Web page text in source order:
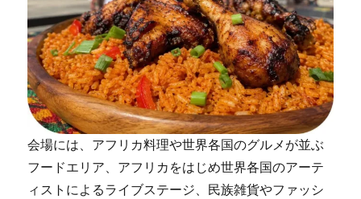
会場には、アフリカ料理や世界各国のグルメが並ぶ
フードエリア、アフリカをはじめ世界各国のアーテ
ィストによるライブステージ、民族雑貨やファッシ